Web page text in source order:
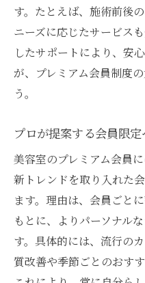
す。たとえば、施術前後
ニーズに応じたサービス
したサポートにより、安
が、プレミアム会員制度
う。
プロが提案する会員限
美容室のプレミアム会員
新トレンドを取り入れた
ます。理由は、会員ごと
もとに、よりパーソナル
す。具体的には、流行の
質改善や季節ごとのおす